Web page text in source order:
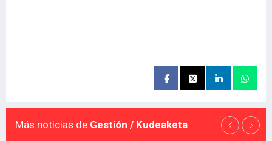
Más noticias de Gestión / Kudeaketa